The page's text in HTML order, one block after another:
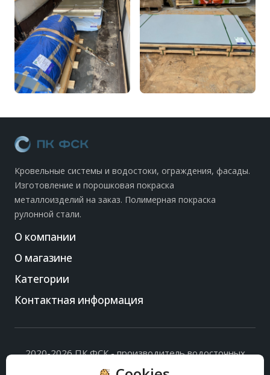
Кровельные системы и водостоки, ограждения, фасады.
Изготовление и порошковая покраска
металлоизделий на заказ. Полимерная покраска
рулонной стали.
О компании
О магазине
Категории
Контактная информация
2020-2026 ПК ФСК - производитель водосточных